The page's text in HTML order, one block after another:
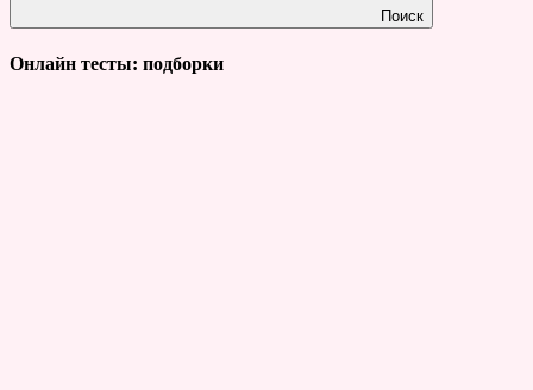
Поиск
Онлайн тесты: подборки